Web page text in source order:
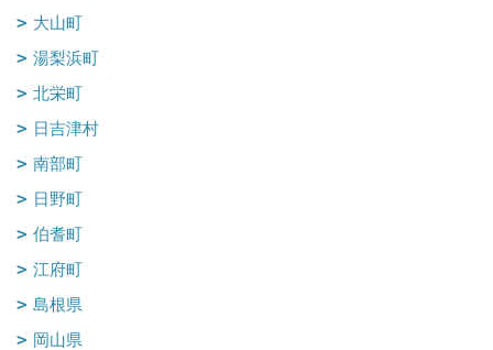
大山町
湯梨浜町
北栄町
日吉津村
南部町
日野町
伯耆町
江府町
島根県
岡山県